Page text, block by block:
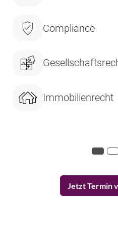
Compliance
Immobilienrecht
Jetzt Termin